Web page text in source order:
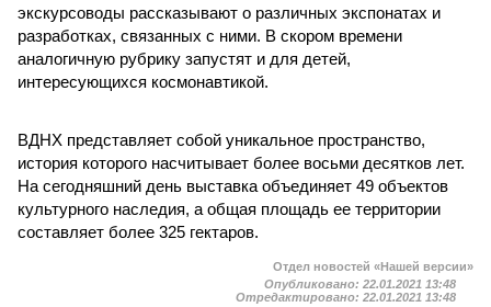
экскурсоводы рассказывают о различных экспонатах и
разработках, связанных с ними. В скором времени
аналогичную рубрику запустят и для детей,
интересующихся космонавтикой.
ВДНХ представляет собой уникальное пространство,
история которого насчитывает более восьми десятков лет.
На сегодняшний день выставка объединяет 49 объектов
культурного наследия, а общая площадь ее территории
составляет более 325 гектаров.
Отдел новостей «Нашей версии»
Опубликовано: 22.01.2021 13:48
Отредактировано: 22.01.2021 13:48